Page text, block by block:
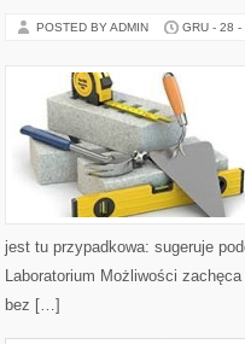
POSTED BY ADMIN GRU - 28 -
jest tu przypadkowa: sugeruje
Laboratorium Możliwości
bez […]